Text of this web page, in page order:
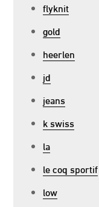
flyknit
gold
heerlen
jd
jeans
k swiss
la
le coq sportif
low